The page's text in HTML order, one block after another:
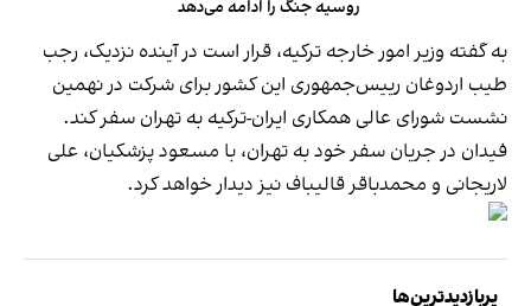
روسیه جنگ را ادامه می‌دهد
به گفته وزیر امور خارجه ترکیه، قرار است در آینده نزدیک، رجب
طیب اردوغان رییس‌جمهوری این کشور برای شرکت در نهمین
نشست شورای عالی همکاری‌ ایران-ترکیه به تهران سفر کند.
فیدان در جریان سفر خود به تهران، با مسعود پزشکیان، علی
لاریجانی و محمدباقر قالیباف نیز دیدار خواهد کرد.
پربازدیدترین‌ها